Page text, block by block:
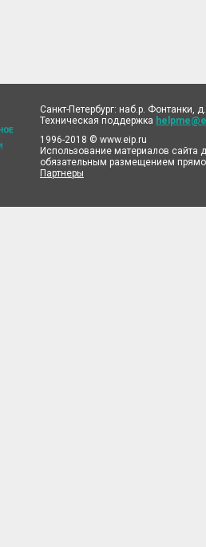
Санкт-Петербург: наб.р. Фонтанки,
Техническая поддержка
1996-2018 © www.eip.ru
Использование материалов сайта
обязательным размещением
Партнеры